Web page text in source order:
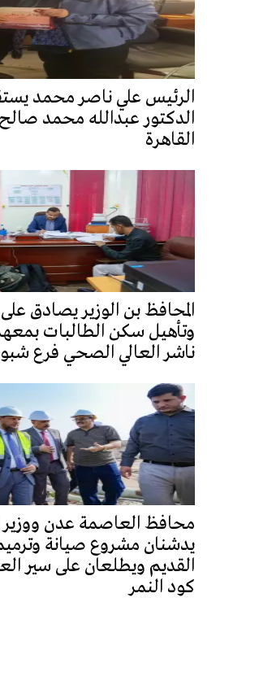
الرئيس علي ناصر محمد
الدكتور عبدالله محمد
القاهرة
المحافظ بن الوزير يصادق
وتأهيل سكن الطالبات
ناشر العالي الصحي فرع
محافظ العاصمة عدن ووزير
يدشنان مشروع صيانة
القديم ويطلعان على سير
كود النمر